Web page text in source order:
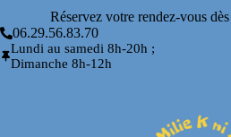
Réservez votre rendez-vous
06.29.56.83.70
Lundi au samedi 8h-20h ;
Dimanche 8h-12h